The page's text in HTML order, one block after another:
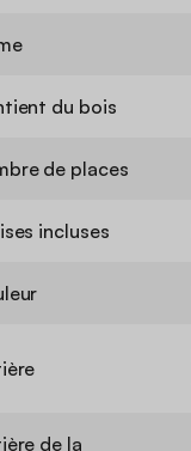
du bois
de places
incluses
de la